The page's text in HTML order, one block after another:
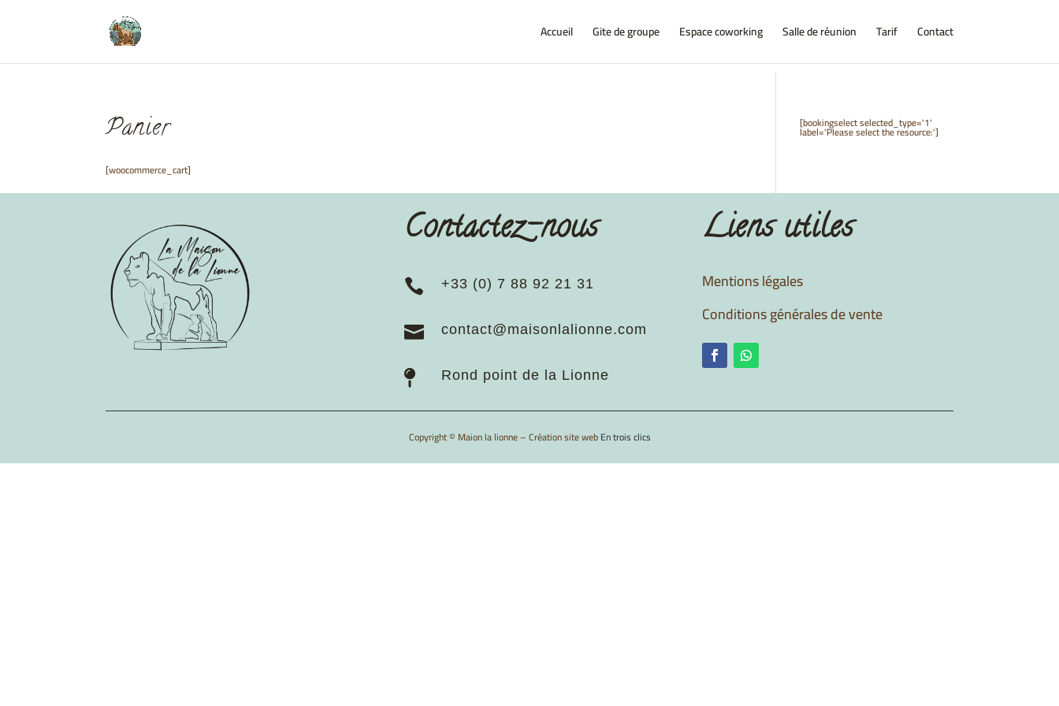
Accueil Gite de groupe Espace coworking Salle de réunion Tarif Contact
Panier
[woocommerce_cart]
[bookingselect selected_type='1'
label='Please select the resource:']
Contactez-nous
 +33 (0) 7 88 92 21 31
 contact@maisonlalionne.com
 Rond point de la Lionne
Liens utiles
Mentions légales
Conditions générales de vente
Copyright © Maion la lionne – Création site webEn trois clics